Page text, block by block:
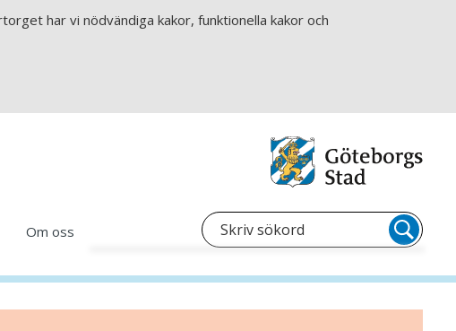
har vi nödvändiga kakor, funktionella kakor och
Om oss